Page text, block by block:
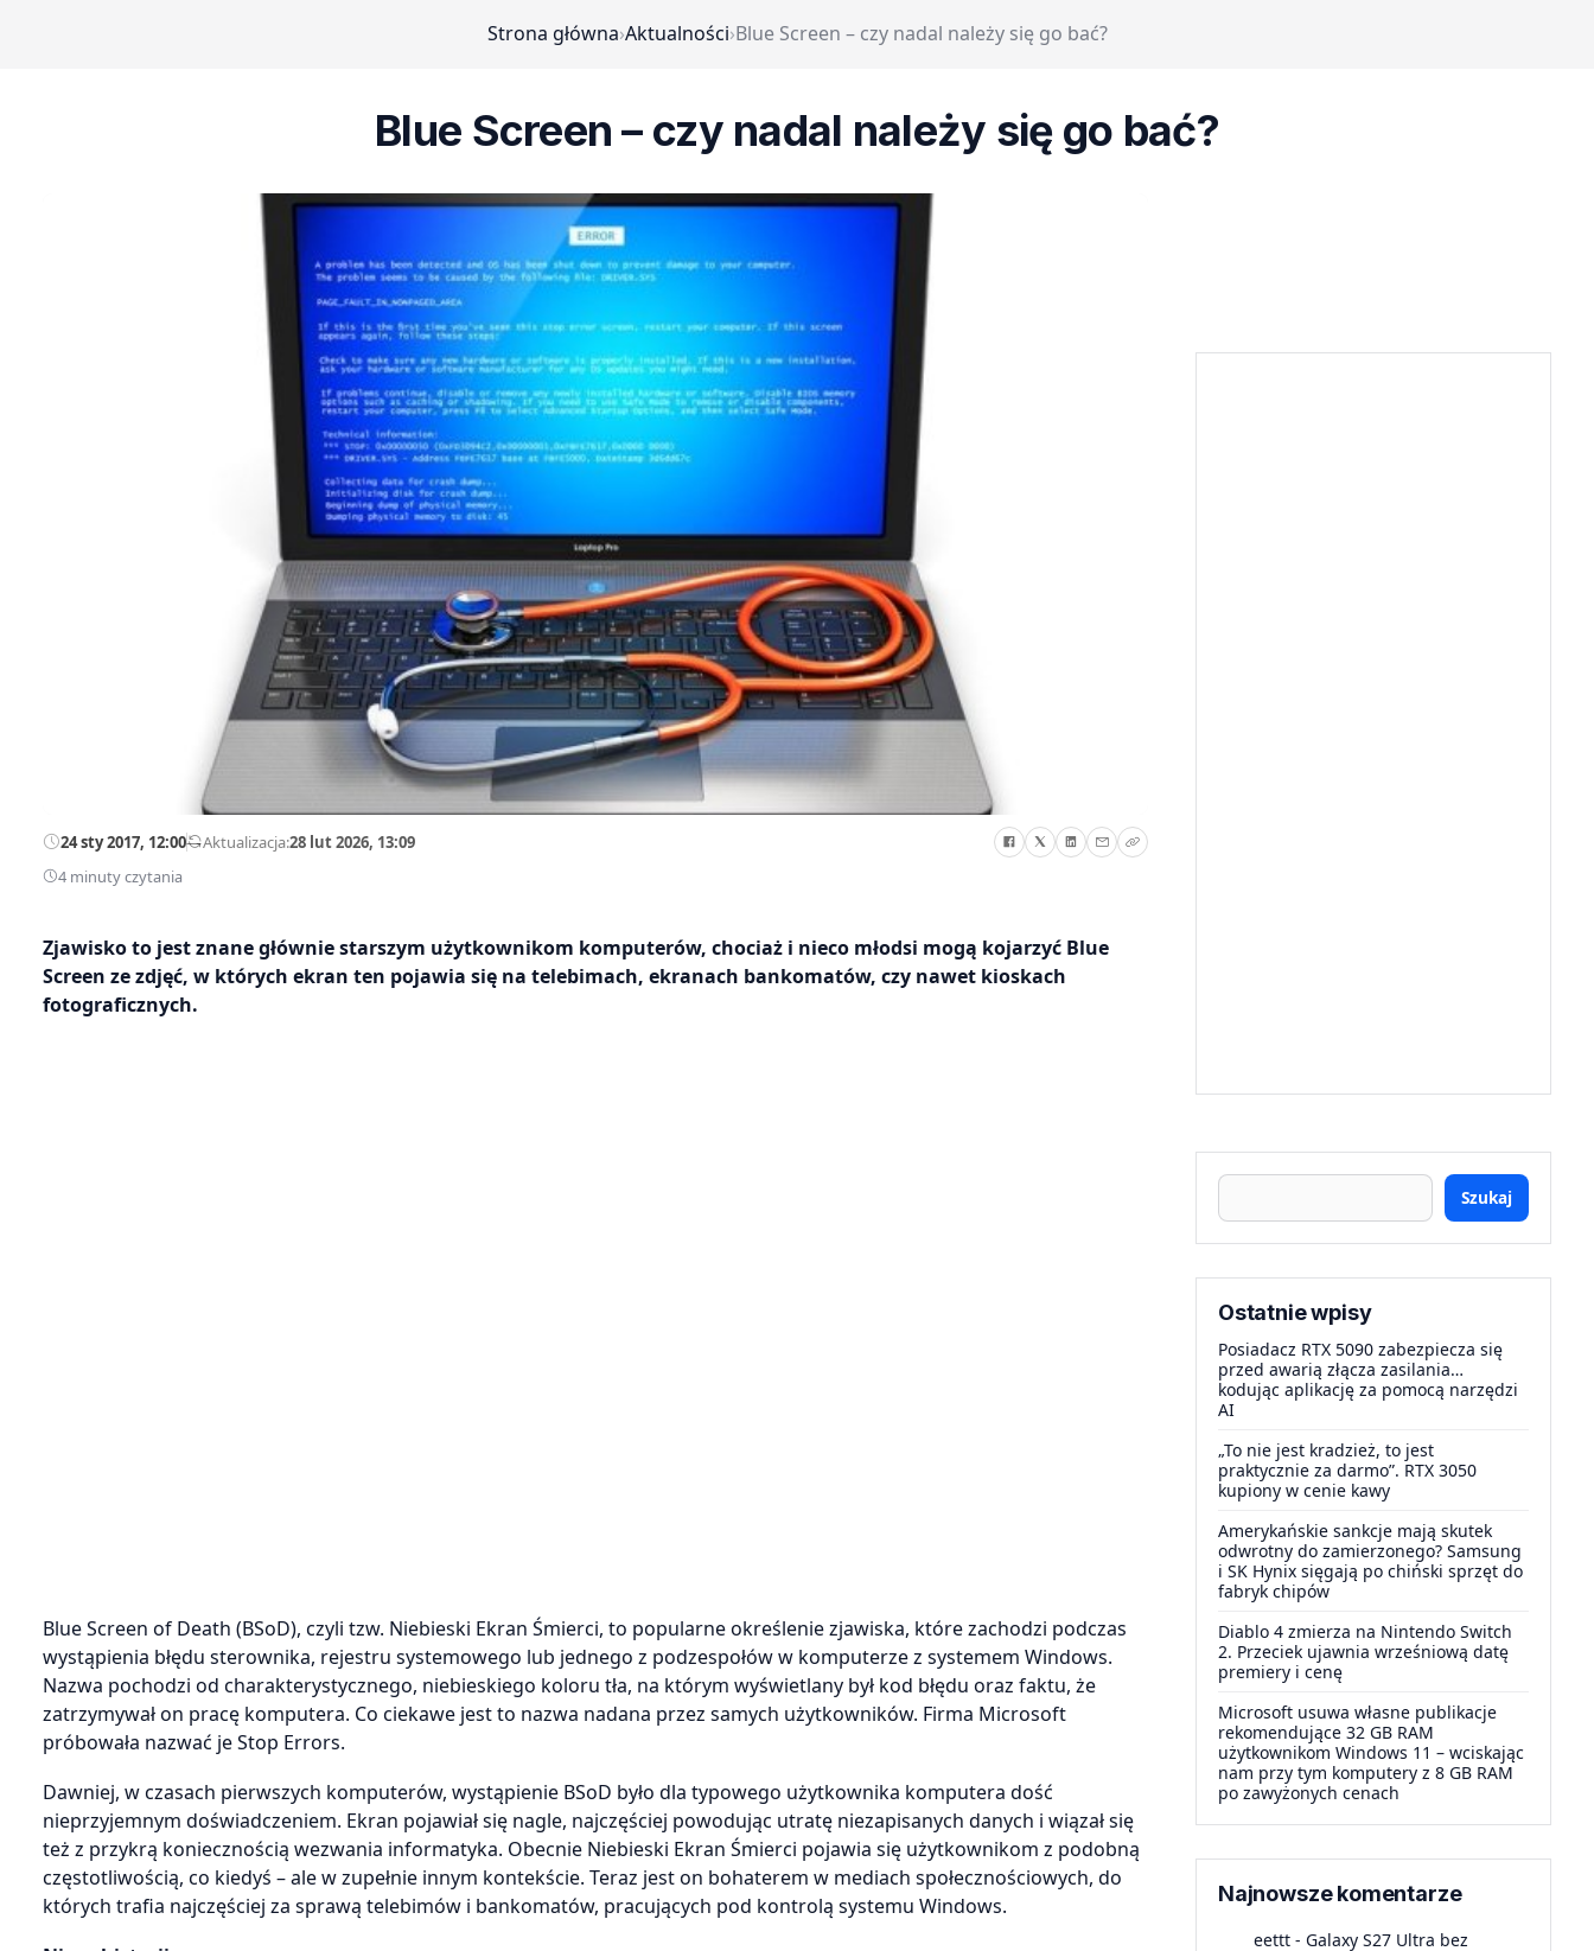
Strona główna›Aktualności›Blue Screen – czy nadal należy się go bać?
Blue Screen – czy nadal należy się go bać?
24 sty 2017, 12:00—Aktualizacja:28 lut 2026, 13:09
4 minuty czytania
Zjawisko to jest znane głównie starszym użytkownikom komputerów, chociaż i nieco młodsi mogą kojarzyć Blue
Screen ze zdjęć, w których ekran ten pojawia się na telebimach, ekranach bankomatów, czy nawet kioskach
fotograficznych.
Blue Screen of Death (BSoD), czyli tzw. Niebieski Ekran Śmierci, to popularne określenie zjawiska, które zachodzi podczas
wystąpienia błędu sterownika, rejestru systemowego lub jednego z podzespołów w komputerze z systemem Windows.
Nazwa pochodzi od charakterystycznego, niebieskiego koloru tła, na którym wyświetlany był kod błędu oraz faktu, że
zatrzymywał on pracę komputera. Co ciekawe jest to nazwa nadana przez samych użytkowników. Firma Microsoft
próbowała nazwać je Stop Errors.
Dawniej, w czasach pierwszych komputerów, wystąpienie BSoD było dla typowego użytkownika komputera dość
nieprzyjemnym doświadczeniem. Ekran pojawiał się nagle, najczęściej powodując utratę niezapisanych danych i wiązał się
też z przykrą koniecznością wezwania informatyka. Obecnie Niebieski Ekran Śmierci pojawia się użytkownikom z podobną
częstotliwością, co kiedyś – ale w zupełnie innym kontekście. Teraz jest on bohaterem w mediach społecznościowych, do
których trafia najczęściej za sprawą telebimów i bankomatów, pracujących pod kontrolą systemu Windows.
Szukaj
Ostatnie wpisy
Posiadacz RTX 5090 zabezpiecza się
przed awarią złącza zasilania…
kodując aplikację za pomocą narzędzi
AI
„To nie jest kradzież, to jest
praktycznie za darmo”. RTX 3050
kupiony w cenie kawy
Amerykańskie sankcje mają skutek
odwrotny do zamierzonego? Samsung
i SK Hynix sięgają po chiński sprzęt do
fabryk chipów
Diablo 4 zmierza na Nintendo Switch
2. Przeciek ujawnia wrześniową datę
premiery i cenę
Microsoft usuwa własne publikacje
rekomendujące 32 GB RAM
użytkownikom Windows 11 – wciskając
nam przy tym komputery z 8 GB RAM
po zawyżonych cenach
Najnowsze komentarze
eettt - Galaxy S27 Ultra bez